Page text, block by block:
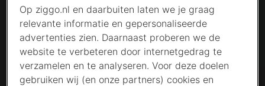
Op ziggo.nl en daarbuiten laten we je graag
relevante informatie en gepersonaliseerde
advertenties zien. Daarnaast proberen we de
website te verbeteren door internetgedrag te
verzamelen en te analyseren. Voor deze doelen
gebruiken wij (en onze partners) cookies en